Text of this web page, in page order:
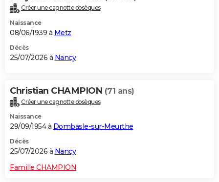
Créer une cagnotte obsèques
Naissance
08/06/1939 à Metz
Décès
25/07/2026 à Nancy
Christian CHAMPION (71 ans)
Créer une cagnotte obsèques
Naissance
29/09/1954 à Dombasle-sur-Meurthe
Décès
25/07/2026 à Nancy
Famille CHAMPION